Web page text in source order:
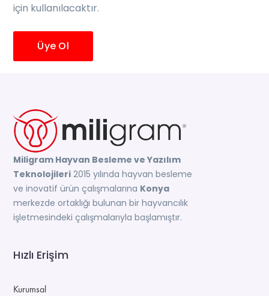
için kullanılacaktır.
Üye Ol
Miligram Hayvan Besleme ve Yazılım
Teknolojileri 2015 yılında hayvan besleme
ve inovatif ürün çalışmalarına Konya
merkezde ortaklığı bulunan bir hayvancılık
işletmesindeki çalışmalarıyla başlamıştır.
Hızlı Erişim
Kurumsal